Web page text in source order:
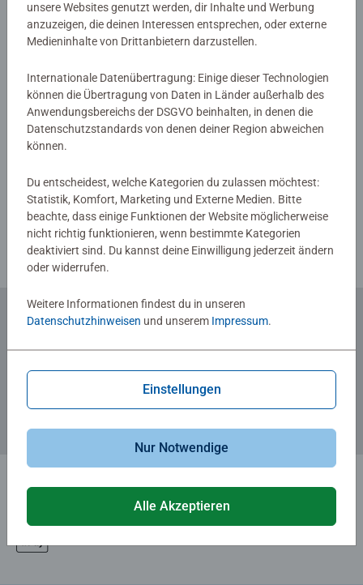
Noch keine Bewertungen
abgegeben
0/0
Richtlinien für Bewertungen
unsere Websites genutzt werden, dir Inhalte und Werbung
anzuzeigen, die deinen Interessen entsprechen, oder externe
Medieninhalte von Drittanbietern darzustellen.
Internationale Datenübertragung: Einige dieser Technologien
können die Übertragung von Daten in Länder außerhalb des
Anwendungsbereichs der DSGVO beinhalten, in denen die
Datenschutzstandards von denen deiner Region abweichen
können.
Du entscheidest, welche Kategorien du zulassen möchtest:
Statistik, Komfort, Marketing und Externe Medien. Bitte
beachte, dass einige Funktionen der Website möglicherweise
nicht richtig funktionieren, wenn bestimmte Kategorien
deaktiviert sind. Du kannst deine Einwilligung jederzeit ändern
oder widerrufen.
Weitere Informationen findest du in unseren
Datenschutzhinweisen und unserem Impressum.
Einstellungen
Nur Notwendige
Alle Akzeptieren